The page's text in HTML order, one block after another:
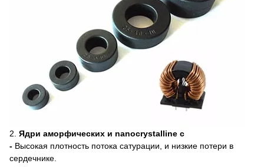
2. Ядри аморфических и nanocrystalline c
- Высокая плотность потока сатурации, и низкие потери в
сердечнике.